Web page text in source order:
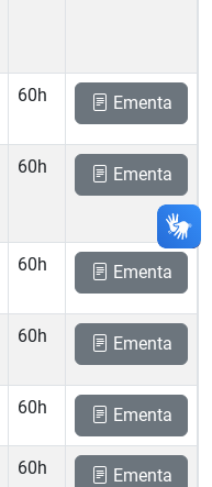
60h Ementa
60h Ementa
60h Ementa
60h Ementa
60h Ementa
60h Ementa